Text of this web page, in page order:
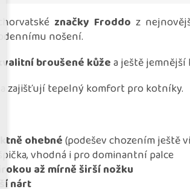
chorvatské značky Froddo z
nošení.
kvalitní broušené kůžea ještě jemnější
a zajišťují tepelný komfort pro kotníky.
ohebné(podešev chozením ještě
vhodná i pro dominantní palce
až mírně širší nožku
nárt